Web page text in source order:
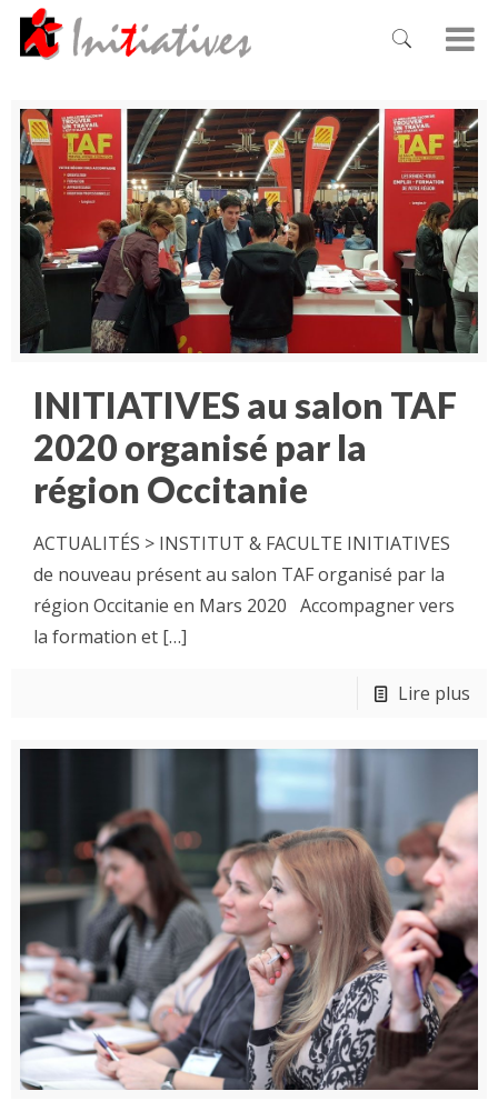
INITIATIVES au salon TAF
2020 organisé par la
région Occitanie
ACTUALITÉS > INSTITUT & FACULTE INITIATIVES
de nouveau présent au salon TAF organisé par la
région Occitanie en Mars 2020 Accompagner vers
la formation et […]
Lire plus